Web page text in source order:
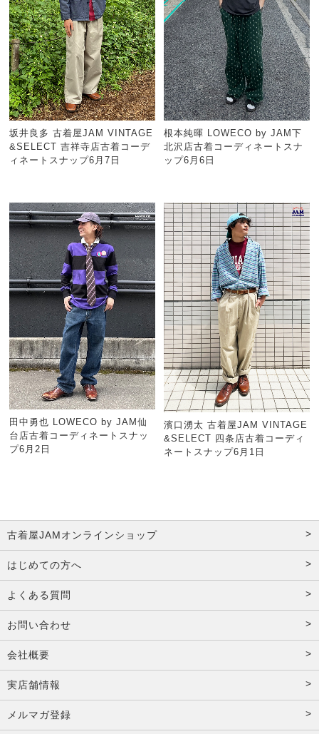
坂井良多 古着屋JAM VINTAGE
&SELECT 吉祥寺店古着コーデ
ィネートスナップ6月7日
根本純暉 LOWECO by JAM下
北沢店古着コーディネートスナ
ップ6月6日
田中勇也 LOWECO by JAM仙
台店古着コーディネートスナッ
プ6月2日
濱口湧太 古着屋JAM VINTAGE
&SELECT 四条店古着コーディ
ネートスナップ6月1日
古着屋JAMオンラインショップ
はじめての方へ
よくある質問
お問い合わせ
会社概要
実店舗情報
メルマガ登録